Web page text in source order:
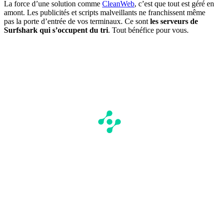
La force d’une solution comme CleanWeb, c’est que tout est géré en
amont. Les publicités et scripts malveillants ne franchissent même
pas la porte d’entrée de vos terminaux. Ce sontles serveurs de
Surfshark qui s’occupent du tri. Tout bénéfice pour vous.